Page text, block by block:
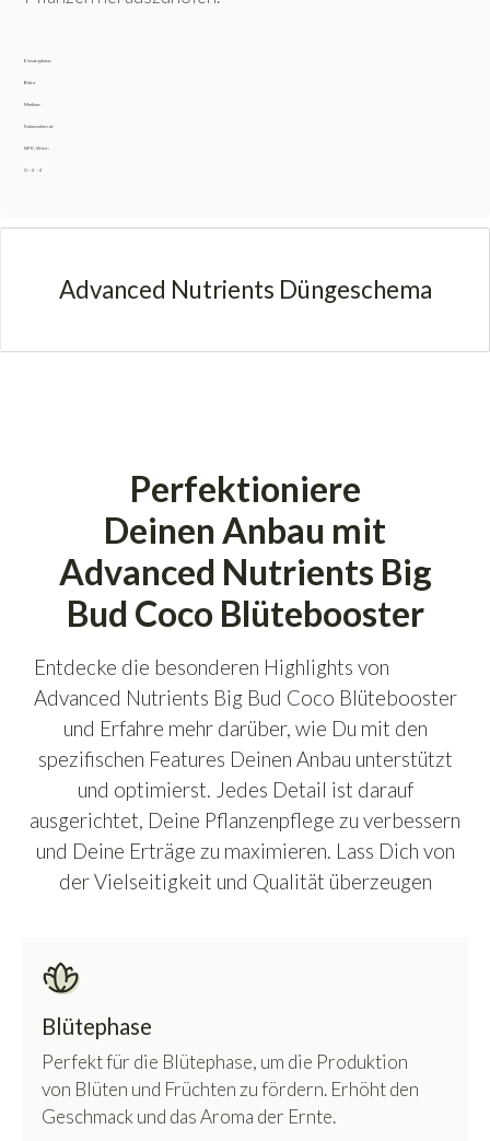
Einsatzphase:
Blüte
Medium:
Kokossubstrat
NPK-Wert:
0 - 4 - 4
Advanced Nutrients Düngeschema
Perfektioniere
Deinen Anbau mit
Advanced Nutrients Big
Bud Coco Blütebooster
Entdecke die besonderen Highlights von
Advanced Nutrients Big Bud Coco Blütebooster
und Erfahre mehr darüber, wie Du mit den
spezifischen Features Deinen Anbau unterstützt
und optimierst. Jedes Detail ist darauf
ausgerichtet, Deine Pflanzenpflege zu verbessern
und Deine Erträge zu maximieren. Lass Dich von
der Vielseitigkeit und Qualität überzeugen
Blütephase
Perfekt für die Blütephase, um die Produktion
von Blüten und Früchten zu fördern. Erhöht den
Geschmack und das Aroma der Ernte.